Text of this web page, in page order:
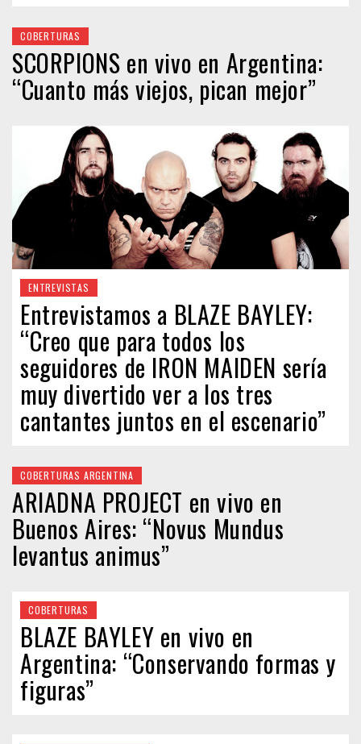
COBERTURAS
SCORPIONS en vivo en Argentina:
“Cuanto más viejos, pican mejor”
ENTREVISTAS
Entrevistamos a BLAZE BAYLEY:
“Creo que para todos los
seguidores de IRON MAIDEN sería
muy divertido ver a los tres
cantantes juntos en el escenario”
COBERTURAS ARGENTINA
ARIADNA PROJECT en vivo en
Buenos Aires: “Novus Mundus
levantus animus”
COBERTURAS
BLAZE BAYLEY en vivo en
Argentina: “Conservando formas y
figuras”